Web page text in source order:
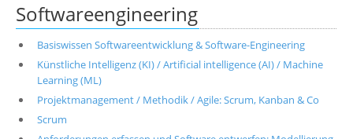
Softwareengineering
Basiswissen Softwareentwicklung & Software-Engineering
Künstliche Intelligenz (KI) / Artificial intelligence (AI) / Machine
Learning (ML)
Projektmanagement / Methodik / Agile: Scrum, Kanban & Co
Scrum